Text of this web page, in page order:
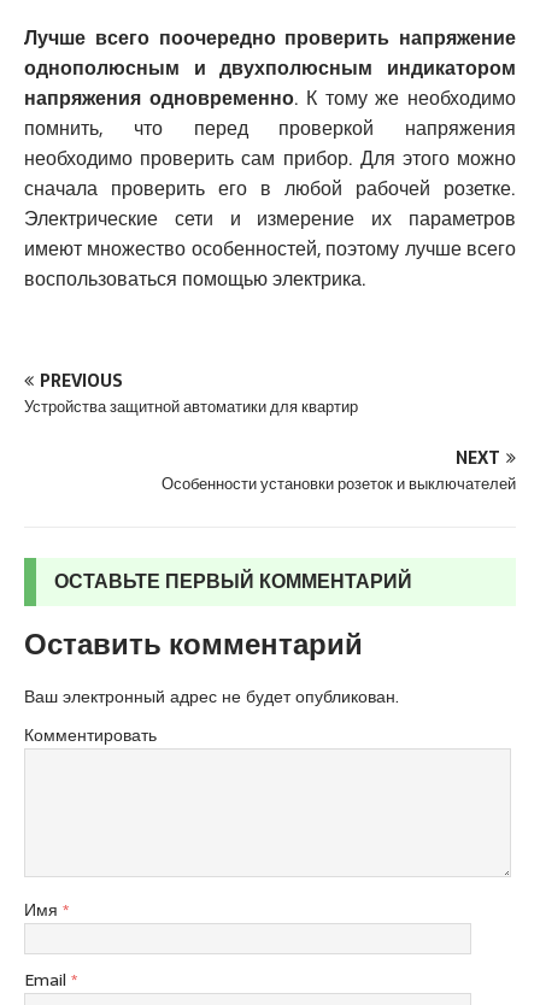
Лучше всего поочередно проверить напряжение
однополюсным и двухполюсным индикатором
напряжения одновременно. К тому же необходимо
помнить, что перед проверкой напряжения
необходимо проверить сам прибор. Для этого можно
сначала проверить его в любой рабочей розетке.
Электрические сети и измерение их параметров
имеют множество особенностей, поэтому лучше всего
воспользоваться помощью электрика.
PREVIOUS
Устройства защитной автоматики для квартир
NEXT
Особенности установки розеток и выключателей
ОСТАВЬТЕ ПЕРВЫЙ КОММЕНТАРИЙ
Оставить комментарий
Ваш электронный адрес не будет опубликован.
Комментировать
Имя *
Email *